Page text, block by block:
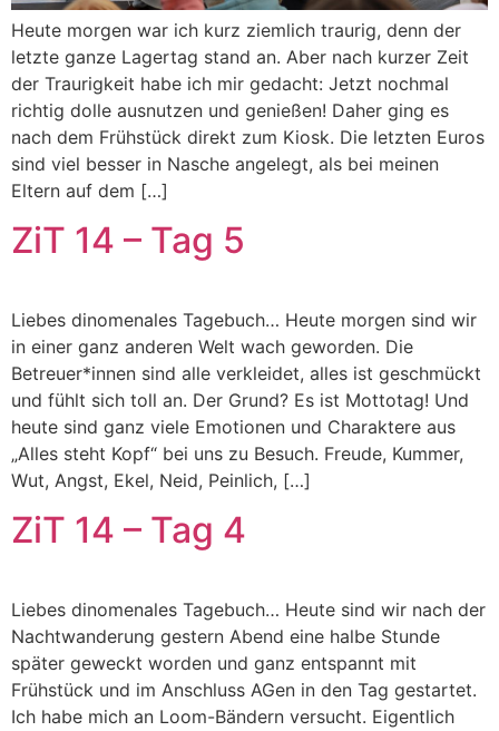
Heute morgen war ich kurz ziemlich traurig, denn der
letzte ganze Lagertag stand an. Aber nach kurzer Zeit
der Traurigkeit habe ich mir gedacht: Jetzt nochmal
richtig dolle ausnutzen und genießen! Daher ging es
nach dem Frühstück direkt zum Kiosk. Die letzten Euros
sind viel besser in Nasche angelegt, als bei meinen
Eltern auf dem […]
ZiT 14 – Tag 5
Liebes dinomenales Tagebuch… Heute morgen sind wir
in einer ganz anderen Welt wach geworden. Die
Betreuer*innen sind alle verkleidet, alles ist geschmückt
und fühlt sich toll an. Der Grund? Es ist Mottotag! Und
heute sind ganz viele Emotionen und Charaktere aus
„Alles steht Kopf“ bei uns zu Besuch. Freude, Kummer,
Wut, Angst, Ekel, Neid, Peinlich, […]
ZiT 14 – Tag 4
Liebes dinomenales Tagebuch… Heute sind wir nach der
Nachtwanderung gestern Abend eine halbe Stunde
später geweckt worden und ganz entspannt mit
Frühstück und im Anschluss AGen in den Tag gestartet.
Ich habe mich an Loom-Bändern versucht. Eigentlich